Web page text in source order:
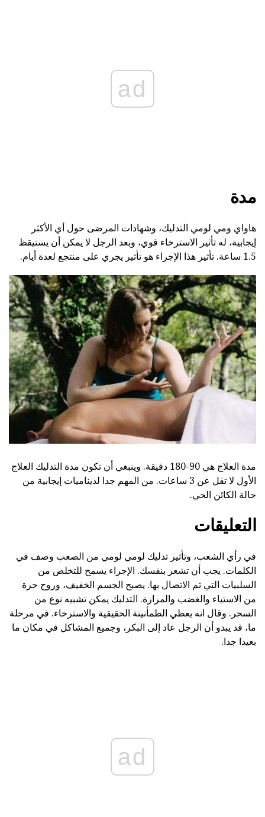
ad
مدة
هاواي ومي لومي التدليك، وشهادات المرضى حول أي الأكثر
إيجابية، له تأثير الاسترخاء قوي، وبعد الرجل لا يمكن أن يستيقظ
1.5 ساعة. تأثير هذا الإجراء هو تأثير يجري على منتجع لعدة أيام.
مدة العلاج هي 90-180 دقيقة. وينبغي أن تكون مدة التدليك العلاج
الأول لا تقل عن 3 ساعات. من المهم جدا لديناميات إيجابية من
حالة الكائن الحي.
التعليقات
في رأي الشعب، وتأثير تدليك لومي لومي من الصعب وصف في
الكلمات. يجب أن تشعر بنفسك. الإجراء يسمح للتخلص من
السلبيات التي تم الاتصال بها. يصبح الجسم الخفيف، وروح حرة
من الاستياء والغضب والمرارة. التدليك يمكن تشبيه نوع من
السحر. وقال انه يعطي الطمأنينة الحقيقية والاسترخاء. في مرحلة
ما، قد يبدو أن الرجل عاد إلى البكر، وجميع المشاكل في مكان ما
بعيدا جدا.
ad